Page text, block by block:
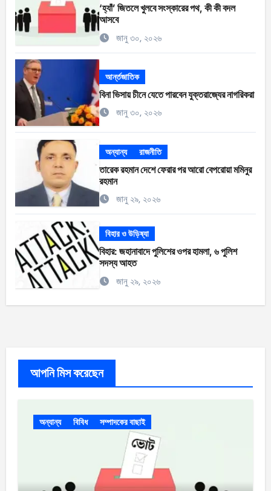
‘হ্যাঁ’ জিতলে খুলবে সংস্কারের পথ, কী কী বদল
আসবে
জানু ৩০, ২০২৬
আর্ন্তজাতিক
বিনা ভিসায় চীনে যেতে পারবেন যুক্তরাজ্যের নাগরিকরা
জানু ৩০, ২০২৬
অন্যান্য রাজনীতি
তারেক রহমান দেশে ফেরার পর আরো বেপরোয়া মমিনুর
রহমান
জানু ২৯, ২০২৬
বিহার ও উড়িষ্যা
বিহার: জহানাবাদে পুলিশের ওপর হামলা, ৬ পুলিশ
সদস্য আহত
জানু ২৯, ২০২৬
আপনি মিস করেছেন
অন্যান্য বিবিধ সম্পাদকের বাছাই